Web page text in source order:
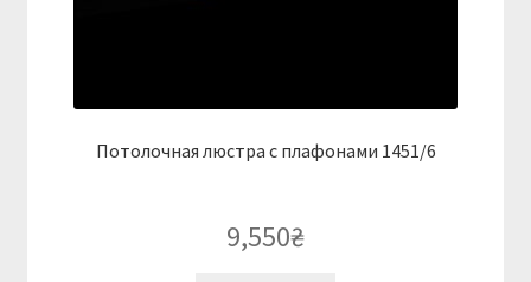
Потолочная люстра с плафонами 1451/6
9,550₴